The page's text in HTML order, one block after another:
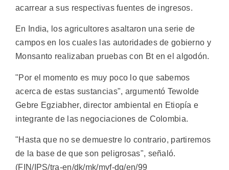
acarrear a sus respectivas fuentes de ingresos.
En India, los agricultores asaltaron una serie de
campos en los cuales las autoridades de gobierno y
Monsanto realizaban pruebas con Bt en el algodón.
"Por el momento es muy poco lo que sabemos
acerca de estas sustancias", argumentó Tewolde
Gebre Egziabher, director ambiental en Etiopía e
integrante de las negociaciones de Colombia.
"Hasta que no se demuestre lo contrario, partiremos
de la base de que son peligrosas", señaló.
(FIN/IPS/tra-en/dk/mk/mvf-dg/en/99